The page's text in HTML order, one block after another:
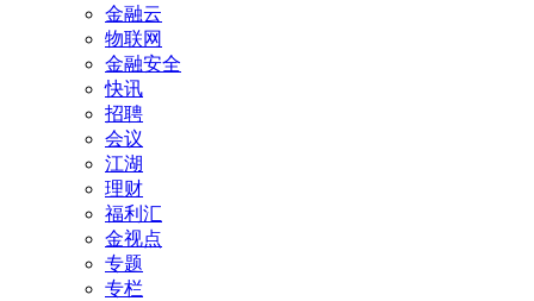
金融云
物联网
金融安全
快讯
招聘
会议
江湖
理财
福利汇
金视点
专题
专栏